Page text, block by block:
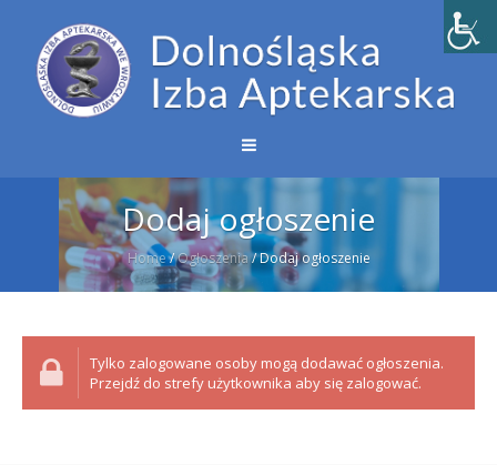
Dodaj ogłoszenie
Home/Ogłoszenia/Dodaj ogłoszenie
Tylko zalogowane osoby mogą dodawać ogłoszenia.
Przejdź do strefy użytkownika aby się zalogować.